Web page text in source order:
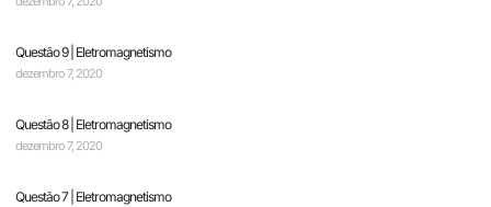
Questão 9 | Eletromagnetismo
dezembro 7, 2020
Questão 8 | Eletromagnetismo
dezembro 7, 2020
Questão 7 | Eletromagnetismo